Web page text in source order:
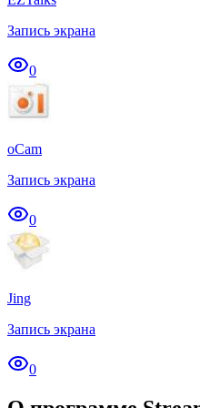
Запись экрана
0
oCam
Запись экрана
0
Jing
Запись экрана
0